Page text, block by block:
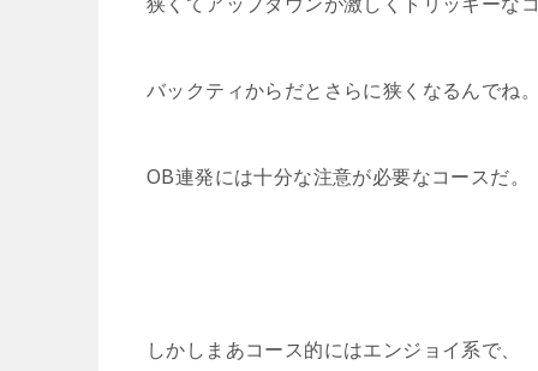
バックティからだとさらに狭くなるんでね。
OB連発には十分な注意が必要なコースだ。
しかしまあコース的にはエンジョイ系で、